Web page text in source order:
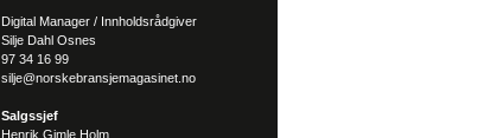
Digital Manager / Innholdsrådgiver
Silje Dahl Osnes
97 34 16 99
silje@norskebransjemagasinet.no
Salgssjef
Henrik Gimle Holm